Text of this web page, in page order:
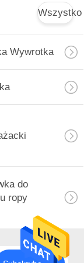
Wszystko
Wywrotka
do
ropy